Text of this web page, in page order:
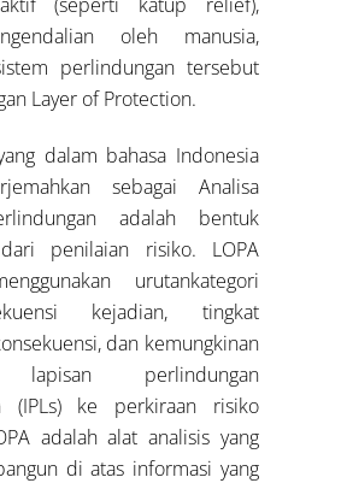
oleh manusia,
perlindungan tersebut
Layer of Protection.
dalam bahasa Indonesia
sebagai Analisa
adalah bentuk
penilaian risiko. LOPA
urutankategori
kejadian, tingkat
dan kemungkinan
lapisan perlindungan
(IPLs) ke perkiraan risiko
adalah alat analisis yang
di atas informasi yang